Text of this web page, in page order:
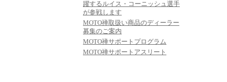
躍するルイス・コーニッシュ選手
が参戦します
MOTO禅取扱い商品のディーラー
募集のご案内
MOTO禅サポートプログラム
MOTO禅サポートアスリート